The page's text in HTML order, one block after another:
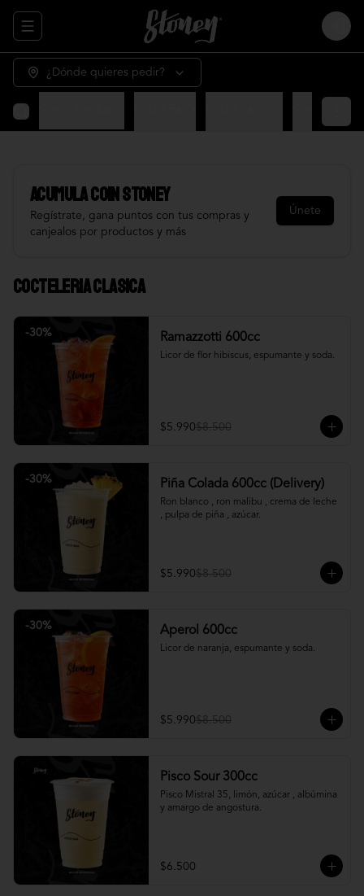
Abrir menu de navegación Login
¿Dónde quieres pedir?
AcumulaCOIN STONEY
Regístrate, gana puntos con tus compras y
canjealos por productos y más
Únete
Cocteleria Clasica
-30% Ramazzotti 600cc
Licor de flor hibiscus, espumante y soda.
$5.990$8.500
-30% Piña Colada 600cc (Delivery)
Ron blanco , ron malibu , crema de leche
, pulpa de piña , azúcar.
$5.990$8.500
-30% Aperol 600cc
Licor de naranja, espumante y soda.
$5.990$8.500
Pisco Sour 300cc
Pisco Mistral 35, limón, azúcar , albúmina
y amargo de angostura.
$6.500